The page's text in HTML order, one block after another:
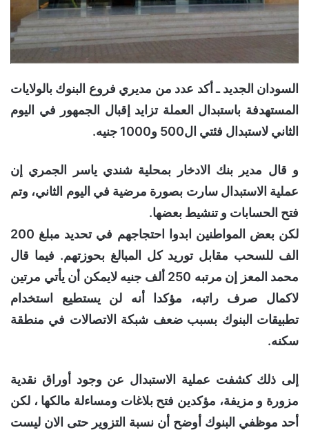
السودان الجديد ـ أكد عدد من مديري فروع البنوك بالولايات
المستهدفة باستبدال العملة تزايد إقبال الجمهور في اليوم
الثاني لاستبدال فئتي ال500 و1000 جنيه.
و قال مدير بنك الادخار بمحلية شندي ياسر الجمري إن
عملية الاستبدال سارت بصورة مرضية في اليوم الثاني، وتم
فتح الحسابات و تنشيط بعضها.
لكن بعض المواطنين ابدوا احتجاجهم في تحديد مبلغ 200
الف للسحب مقابل توريد كل المبالغ بحوزتهم. فيما قال
محمد المعز إن مرتبه 250 ألف جنيه لايمكن أن يأتي مرتين
لاكمال صرف راتبه، مؤكدا أنه لن يستطيع استخدام
تطبيقات البنوك بسبب ضعف شبكة الاتصالات في منطقة
سكنه.
إلى ذلك كشفت عملية الاستبدال عن وجود أوراق نقدية
مزورة و مزيفة، مؤكدين فتح بلاغات ومساءلة مالكها ، لكن
أحد موظفي البنوك أوضح أن نسبة التزوير حتى الان ليست